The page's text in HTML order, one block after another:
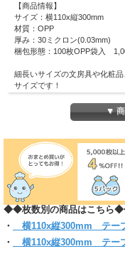
【商品情報】
サイズ：横110x縦300mm
材質：OPP
厚み：30ミクロン(0.03mm)
梱包形態：100枚OPP袋入
細長いサイズの文房具や化粧
サイズです！
(お入れになりたい商品によっ
▼ 商
◆◆枚数別の商品はこちら
・
横110x縦300mm テー
・
横110x縦300mm テー